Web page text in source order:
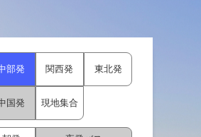
部発 関西発 東北発
国発 現地集合